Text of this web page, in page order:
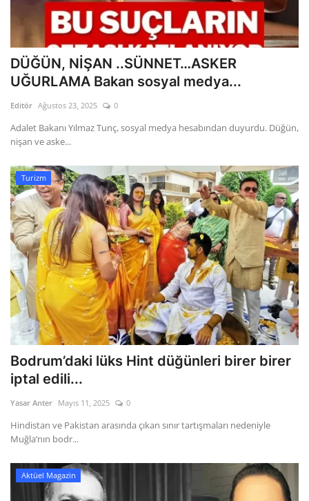
DÜĞÜN, NİŞAN ..SÜNNET…ASKER
UĞURLAMA Bakan sosyal medya...
Editör Ağustos 23, 2025 0
Adalet Bakanı Yılmaz Tunç, sosyal medya hesabından duyurdu. Düğün,
nişan ve aske...
Turizm
Bodrum’daki lüks Hint düğünleri birer birer
iptal edili...
Yasar Anter Mayıs 11, 2025 0
Hindistan ve Pakistan arasında çıkan sınır tartışmaları nedeniyle
Muğla’nın bodr...
Aktüel Magazin